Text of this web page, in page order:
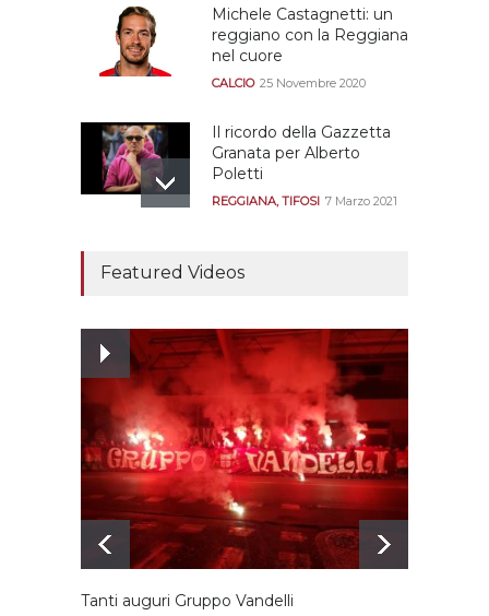
Michele Castagnetti: un
reggiano con la Reggiana
nel cuore
CALCIO 25 Novembre 2020
Il ricordo della Gazzetta
Granata per Alberto
Poletti
REGGIANA,TIFOSI 7 Marzo 2021
assistere agli allenamenti
Ecco le prove
dell’incongruenza delle
due sentenze
REGGIANA 15 Aprile 2021
Featured Videos
Tanti auguri Gruppo Vandelli